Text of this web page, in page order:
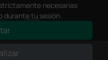
the Google
necesarias
durante tu sesión.